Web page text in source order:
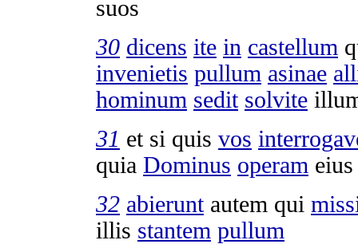
suos
30 dicens ite in castellum
invenietis pullum asinae
hominum sedit solvite
31 et si quis vos
quia Dominus operam
32 abieruntautem qui
illis stantem pullum